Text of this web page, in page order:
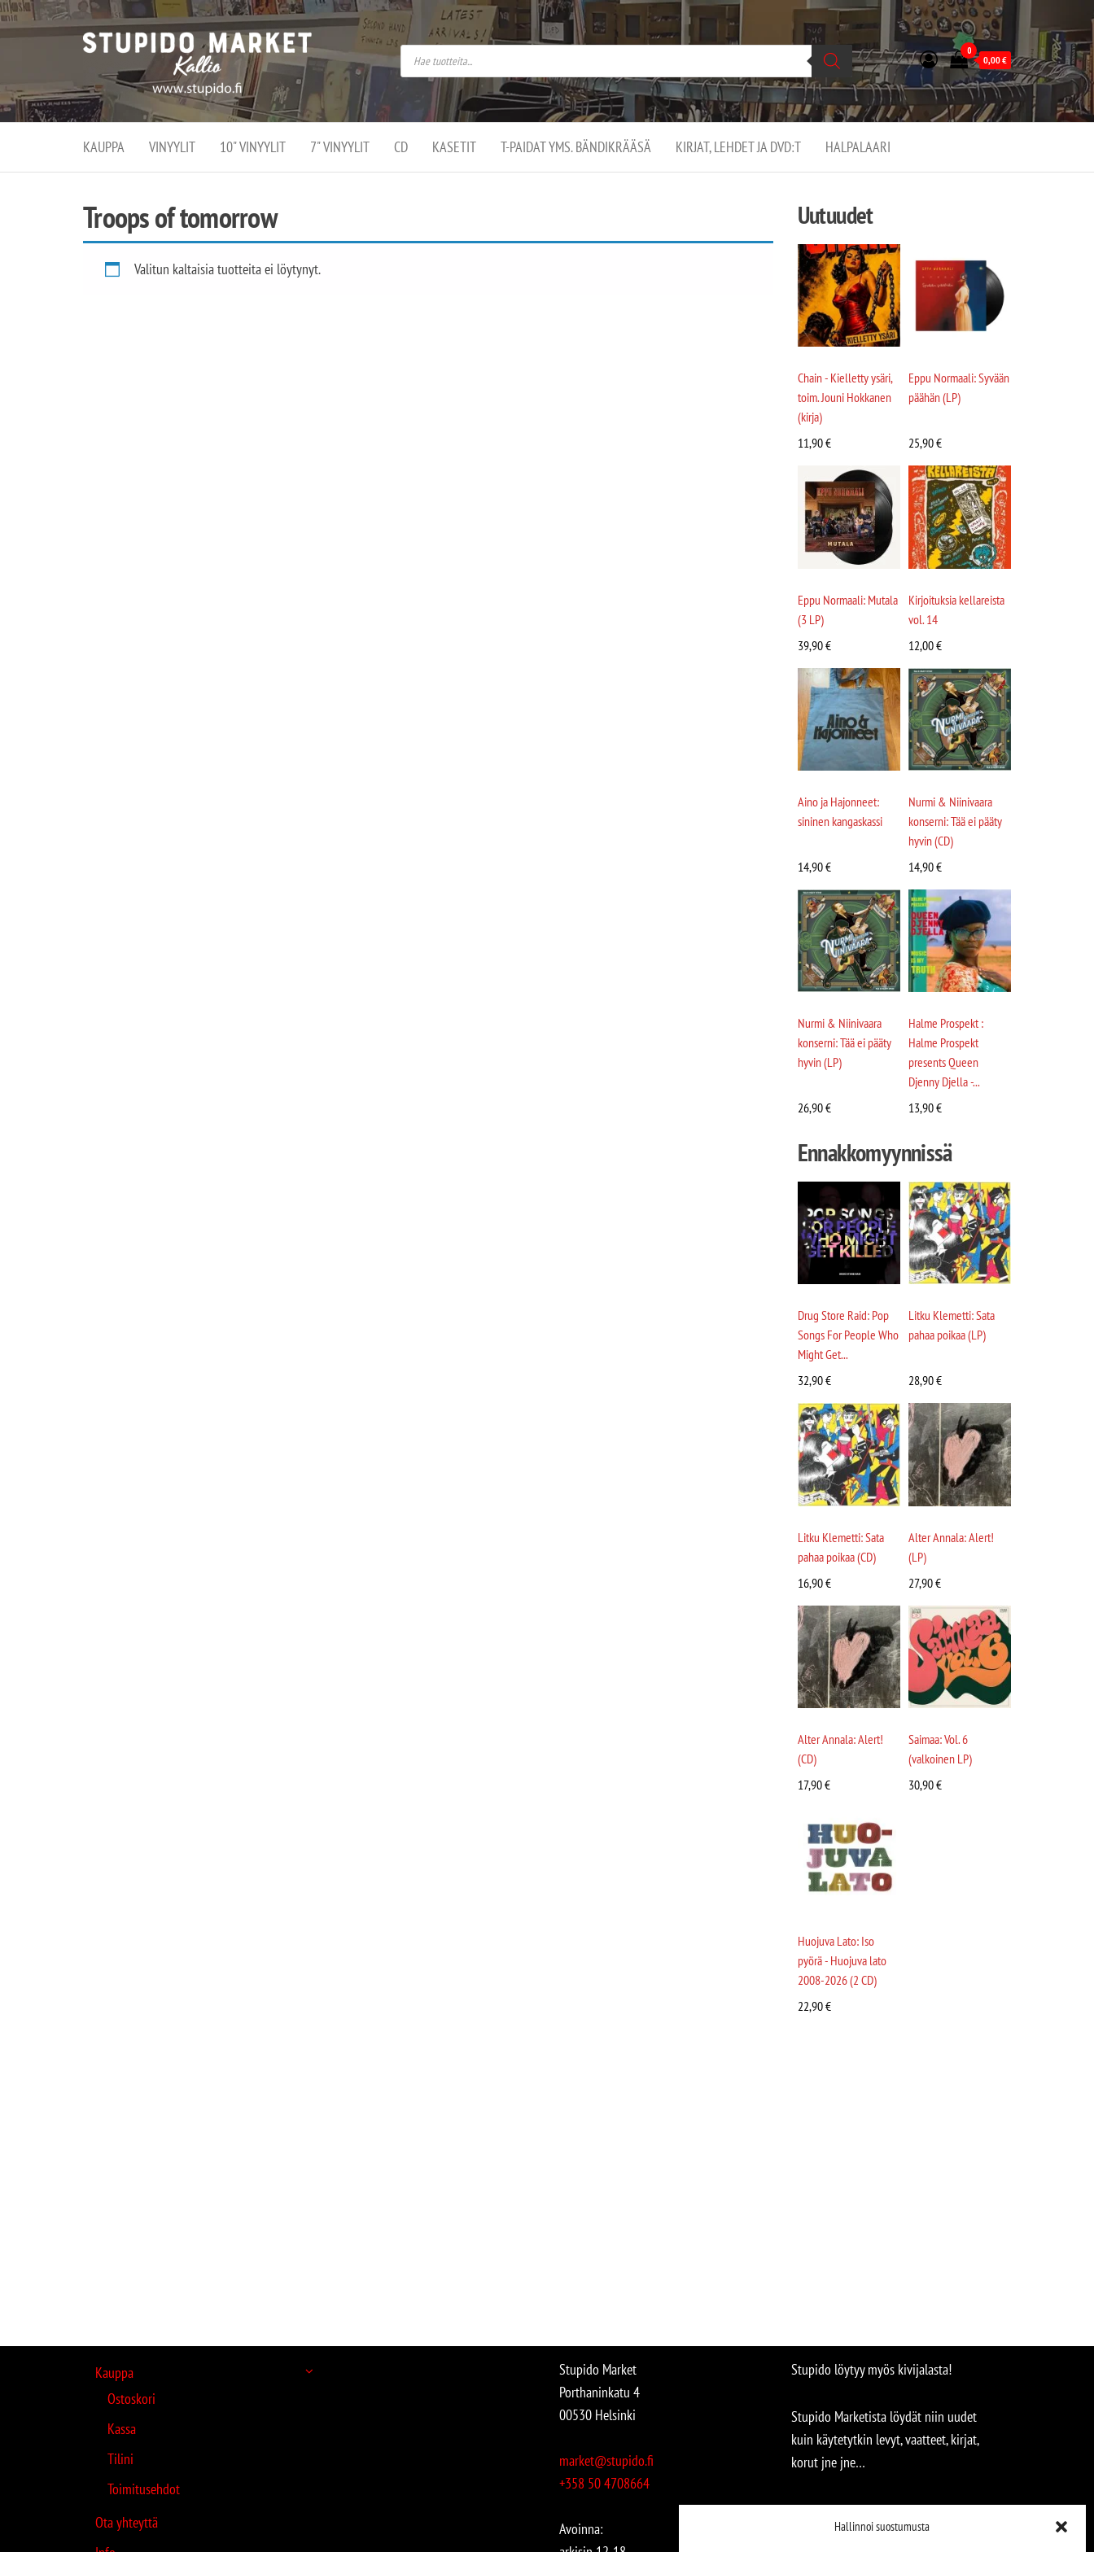
Hallinnoi suostumusta
Stupido
Market –
verkossa
ja
kivijalassa
Stupido Market on
vaihtoehtomusaan
erikoistunut
verkko- sekä
kivijalkakauppa
Helsingissä
Kallion
0
0,00€
KAUPPA VINYYLIT 10" VINYYLIT 7" VINYYLIT CD KASETIT T-PAIDAT YMS. BÄNDIKRÄÄSÄ KIRJAT, LEHDET JA DVD:T HALPALAARI
Troops of tomorrow
Valitun kaltaisia tuotteita ei löytynyt.
Uutuudet
Chain - Kielletty ysäri,
toim. Jouni Hokkanen
(kirja)
11,90€
Eppu Normaali: Syvään
päähän (LP)
25,90€
Eppu Normaali: Mutala
(3 LP)
39,90€
Kirjoituksia kellareista
vol. 14
12,00€
Aino ja Hajonneet:
sininen kangaskassi
14,90€
Nurmi & Niinivaara
konserni: Tää ei pääty
hyvin (CD)
14,90€
Nurmi & Niinivaara
konserni: Tää ei pääty
hyvin (LP)
26,90€
Halme Prospekt :
Halme Prospekt
presents Queen
Djenny Djella -...
13,90€
Ennakkomyynnissä
Drug Store Raid: Pop
Songs For People Who
Might Get...
32,90€
Litku Klemetti: Sata
pahaa poikaa (LP)
28,90€
Litku Klemetti: Sata
pahaa poikaa (CD)
16,90€
Alter Annala: Alert!
(LP)
27,90€
Alter Annala: Alert!
(CD)
17,90€
Saimaa: Vol. 6
(valkoinen LP)
30,90€
Huojuva Lato: Iso
pyörä - Huojuva lato
2008-2026 (2 CD)
22,90€
Kauppa
Ostoskori
Kassa
Tilini
Toimitusehdot
Ota yhteyttä
Stupido Market
Porthaninkatu 4
00530 Helsinki
market@stupido.fi
+358 50 4708664
Avoinna:
Stupido löytyy myös kivijalasta!
Stupido Marketista löydät niin uudet
kuin käytetytkin levyt, vaatteet, kirjat,
korut jne jne…